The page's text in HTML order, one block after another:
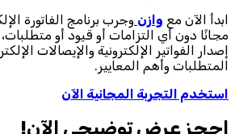
ابدأ الآن مع وازن
مجانًا دون أي التزامات أو قيود أو
إصدار الفواتير الإلكترونية والإيصالات
المتطلبات وأهم المعايير.
استخدم التجربة المجانية الآن
احجز‎ عرض توضيحي الآن!